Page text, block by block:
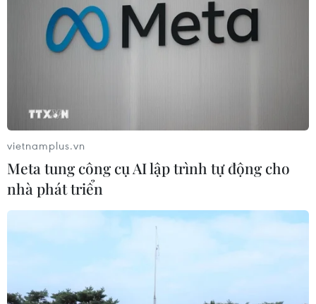
nghiêm trọng nhất trong 37 năm
15/05/2019 23:52
Từ tháng 1 đến đầu tháng 5 năm nay, lượng mưa và
tuyết tại Triều Tiên chỉ đạt mức 54,4mm - lượng thấp
nhất kể từ thời điểm cùng kỳ năm 1982 (51,2 mm).
vietnamplus.vn
Meta tung công cụ AI lập trình tự động cho
nhà phát triển